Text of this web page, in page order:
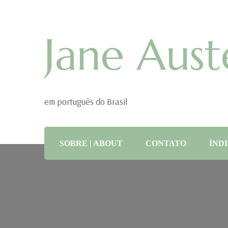
Jane
em português do Brasil
SOBRE | ABOUT CONTATO